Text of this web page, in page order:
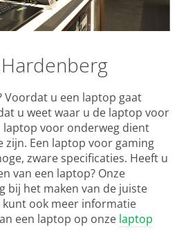
Voordat u een laptop gaat
u weet waar u de laptop voor
laptop voor onderweg dient
zijn. Een laptop voor gaming
zware specificaties. Heeft u
van een laptop? Onze
bij het maken van de juiste
ook meer informatie
een laptop op onze laptop